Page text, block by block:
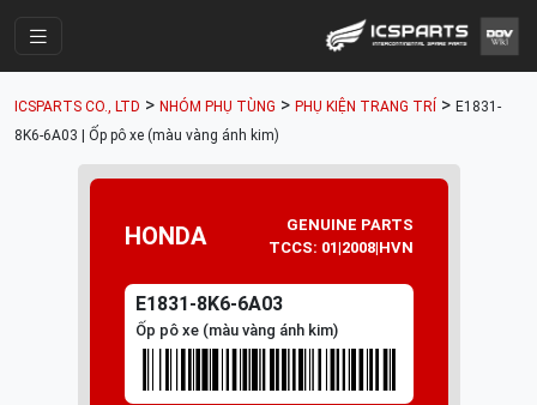
Cửa Hàng
Parts Catalogue
Mã Phụ Tùng
Tài khoản
ICSPARTS CO., LTD > NHÓM PHỤ TÙNG > PHỤ KIỆN TRANG TRÍ > E1831-
8K6-6A03 | Ốp pô xe (màu vàng ánh kim)
HONDA
GENUINE PARTS
TCCS: 01|2008|HVN
E1831-8K6-6A03
Ốp pô xe (màu vàng ánh kim)